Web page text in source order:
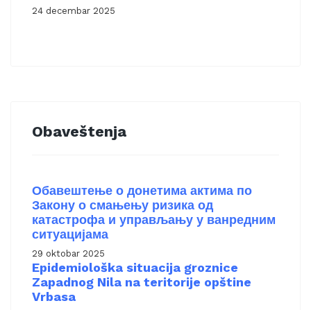
24 decembar 2025
Obaveštenja
Обавештење о донетима актима по
Закону о смањењу ризика од
катастрофа и управљању у ванредним
ситуацијама
29 oktobar 2025
Epidemiološka situacija groznice
Zapadnog Nila na teritorije opštine
Vrbasa